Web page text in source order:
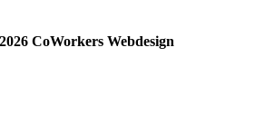
CoWorkers Webdesign